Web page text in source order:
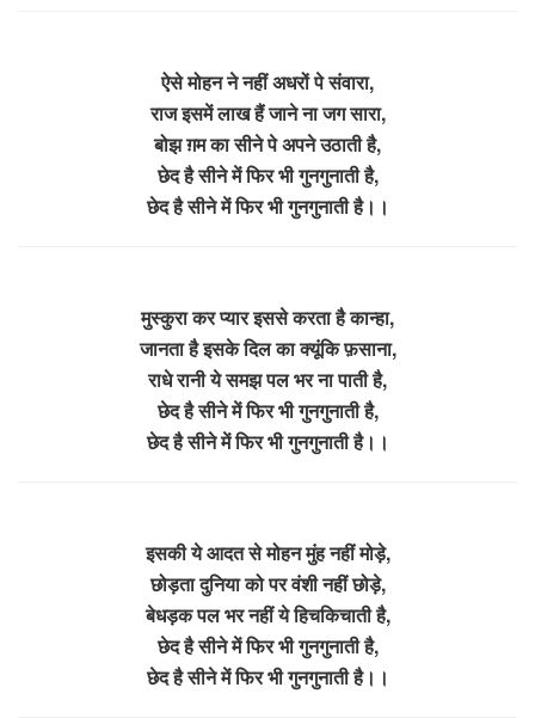
ऐसे मोहन ने नहीं अधरों पे संवारा,
राज इसमें लाख हैं जाने ना जग सारा,
बोझ ग़म का सीने पे अपने उठाती है,
छेद है सीने में फिर भी गुनगुनाती है,
छेद है सीने में फिर भी गुनगुनाती है।।
मुस्कुरा कर प्यार इससे करता है कान्हा,
जानता है इसके दिल का क्यूंकि फ़साना,
राधे रानी ये समझ पल भर ना पाती है,
छेद है सीने में फिर भी गुनगुनाती है,
छेद है सीने में फिर भी गुनगुनाती है।।
इसकी ये आदत से मोहन मुंह नहीं मोड़े,
छोड़ता दुनिया को पर वंशी नहीं छोड़े,
बेधड़क पल भर नहीं ये हिचकिचाती है,
छेद है सीने में फिर भी गुनगुनाती है,
छेद है सीने में फिर भी गुनगुनाती है।।